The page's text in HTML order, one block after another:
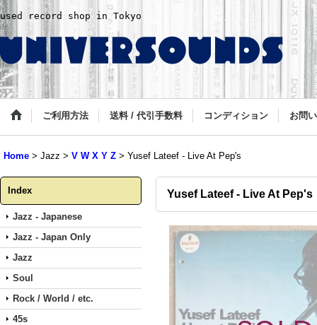
used record shop in Tokyo
ご利用方法 送料 / 代引手数料 コンディション お問
Home > Jazz > V W X Y Z > Yusef Lateef - Live At Pep's
Index
Jazz - Japanese
Jazz - Japan Only
Jazz
Soul
Rock / World / etc.
45s
Yusef Lateef - Live At Pep's